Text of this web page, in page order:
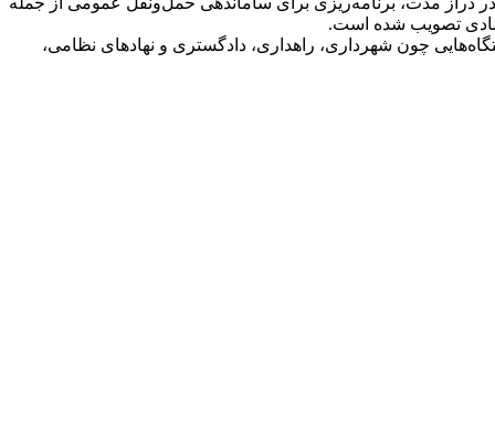
تصویب شده است.
چون شهرداری، راهداری، دادگستری و نهادهای نظامی،